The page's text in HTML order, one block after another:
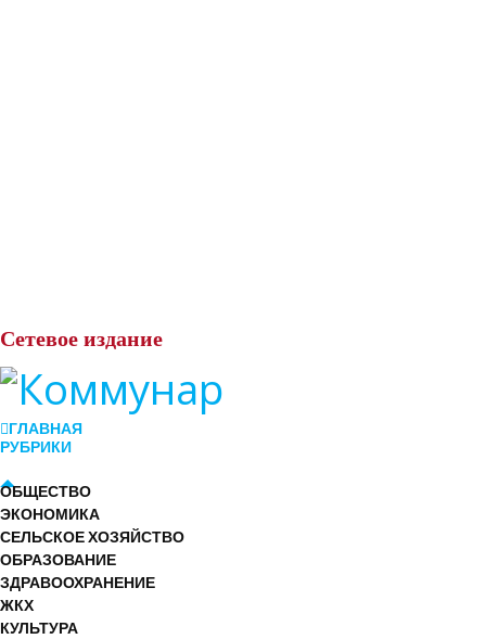
Сетевое издание
ГЛАВНАЯ
РУБРИКИ
ОБЩЕСТВО
ЭКОНОМИКА
СЕЛЬСКОЕ ХОЗЯЙСТВО
ОБРАЗОВАНИЕ
ЗДРАВООХРАНЕНИЕ
ЖКХ
КУЛЬТУРА